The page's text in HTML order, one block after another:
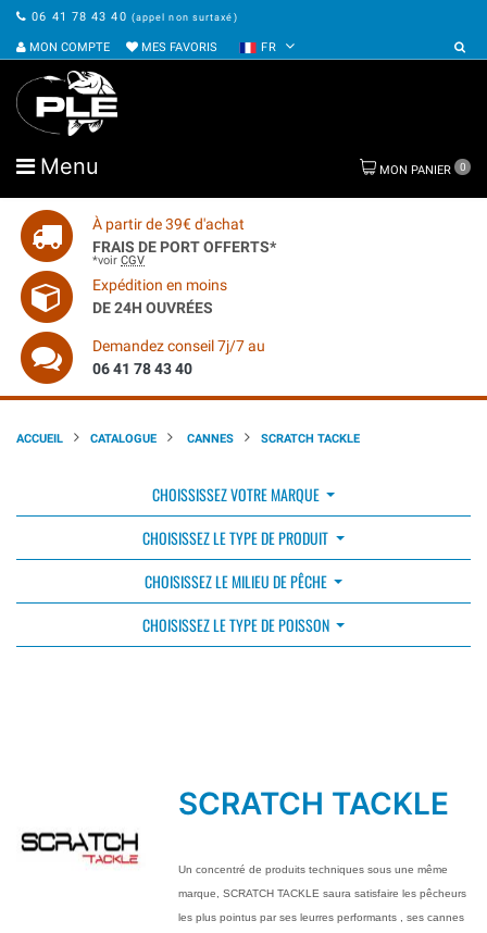
06 41 78 43 40 (appel non surtaxé)
MON COMPTE MES FAVORIS FR
Menu MON PANIER 0
À partir de 39€ d'achat
FRAIS DE PORT OFFERTS*
*voir CGV
Expédition en moins
DE 24H OUVRÉES
Demandez conseil 7j/7 au
06 41 78 43 40
ACCUEIL CATALOGUE CANNES SCRATCH TACKLE
CHOISSISSEZ VOTRE MARQUE
CHOISISSEZ LE TYPE DE PRODUIT
CHOISISSEZ LE MILIEU DE PÊCHE
CHOISISSEZ LE TYPE DE POISSON
SCRATCH TACKLE
Un concentré de produits techniques sous une même
marque, SCRATCH TACKLE saura satisfaire les pêcheurs
les plus pointus par ses leurres performants , ses cannes